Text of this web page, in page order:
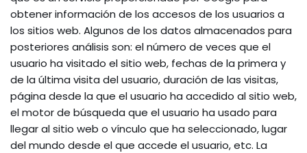
obtener información de los accesos de los usuarios a
los sitios web. Algunos de los datos almacenados para
posteriores análisis son: el número de veces que el
usuario ha visitado el sitio web, fechas de la primera y
de la última visita del usuario, duración de las visitas,
página desde la que el usuario ha accedido al sitio web,
el motor de búsqueda que el usuario ha usado para
llegar al sitio web o vínculo que ha seleccionado, lugar
del mundo desde el que accede el usuario, etc. La